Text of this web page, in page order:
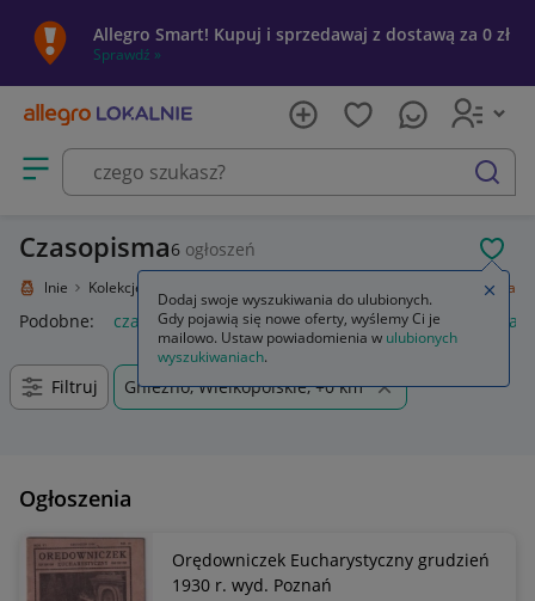
Allegro Smart! Kupuj i sprzedawaj z dostawą za 0 zł
Sprawdź »
Otwórz menu z kategoriami
szukaj
Czasopisma6 ogłoszeń
Lokalnie Kolekcje i sztuka Czasopisma
Podobne: czasopisma czasopisma erotyczne popcorn
Filtruj Gniezno, Wielkopolskie, +0 km
Ogłoszenia
Orędowniczek Eucharystyczny grudzień
1930 r. wyd. Poznań
Dodaj swoje wyszukiwania do ulubionych.
Gdy pojawią się nowe oferty, wyślemy Ci je
mailowo. Ustaw powiadomienia w ulubionych
wyszukiwaniach.